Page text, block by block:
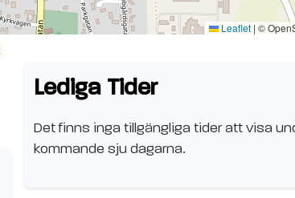
Leaflet | ©
Lediga Tider
Det finns inga tillgängliga tider att visa
kommande sju dagarna.